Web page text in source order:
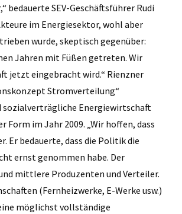
bedauerte SEV-Geschäftsführer Rudi
im Energiesektor, wohl aber
wurde, skeptisch gegenüber:
Jahren mit Füßen getreten. Wir
jetzt eingebracht wird.“ Rienzner
Stromverteilung“
sozialverträgliche Energiewirtschaft
im Jahr 2009. „Wir hoffen, dass
Er bedauerte, dass die Politik die
ernst genommen habe. Der
mittlere Produzenten und Verteiler.
(Fernheizwerke, E-Werke usw.)
möglichst vollständige